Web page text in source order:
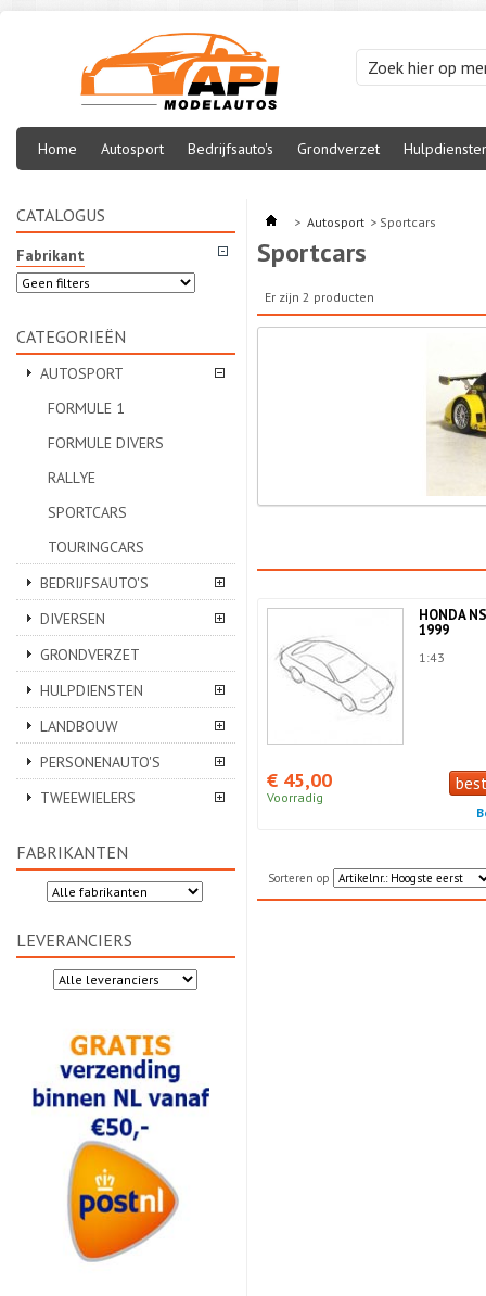
Home Autosport Bedrijfsauto's Grondverzet
CATALOGUS
Fabrikant
CATEGORIEËN
AUTOSPORT
FORMULE 1
FORMULE DIVERS
RALLYE
SPORTCARS
TOURINGCARS
BEDRIJFSAUTO'S
DIVERSEN
GRONDVERZET
HULPDIENSTEN
LANDBOUW
PERSONENAUTO'S
TWEEWIELERS
FABRIKANTEN
LEVERANCIERS
> Autosport > Sportcars
Sportcars
Er zijn 2 producten
HONDA
1999
1:43
€ 45,00
Voorradig
Sorteren op